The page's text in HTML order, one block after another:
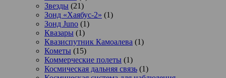
Звезды (21)
Зонд «Хаябус-2» (1)
Зонд Juno (1)
Квазары (1)
Квазиспутник Камоалева (1)
Кометы (15)
Коммерческие полеты (1)
Космическая дальняя связь (1)